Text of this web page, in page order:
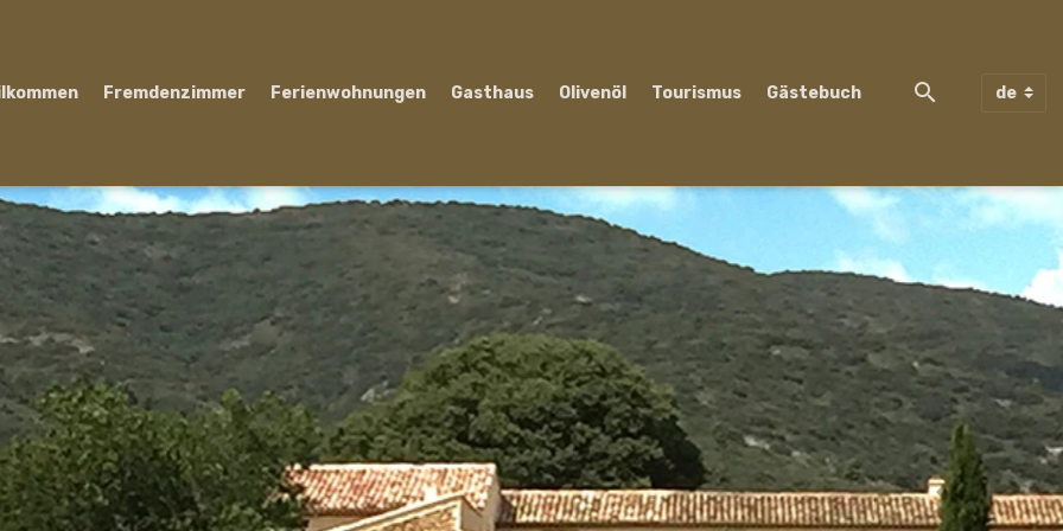
Fremdenzimmer Ferienwohnungen Gasthaus Olivenöl Tourismus Gästebuch